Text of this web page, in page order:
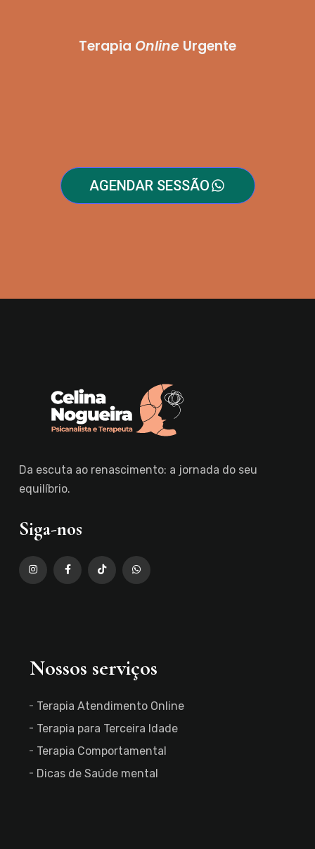
Terapia Online Urgente
AGENDAR SESSÃO
Da escuta ao renascimento: a jornada do seu
equilíbrio.
Siga-nos
Nossos serviços
Terapia Atendimento Online
Terapia para Terceira Idade
Terapia Comportamental
Dicas de Saúde mental